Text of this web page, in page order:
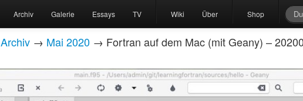
Archiv Galerie Essays TV Wiki Über Shop
Archiv → Mai 2020 → Fortran auf dem Mac (mit Geany) –